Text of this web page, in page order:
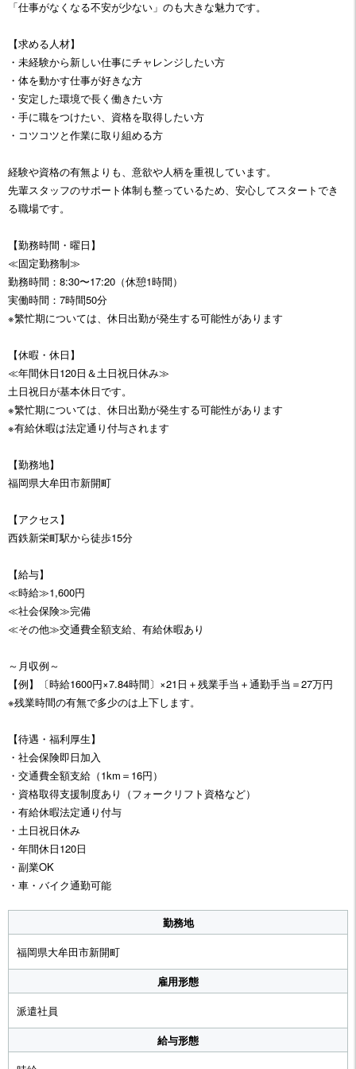
「仕事がなくなる不安が少ない」のも大きな魅力です。
【求める人材】
・未経験から新しい仕事にチャレンジしたい方
・体を動かす仕事が好きな方
・安定した環境で長く働きたい方
・手に職をつけたい、資格を取得したい方
・コツコツと作業に取り組める方
経験や資格の有無よりも、意欲や人柄を重視しています。
先輩スタッフのサポート体制も整っているため、安心してスタートでき
る職場です。
【勤務時間・曜日】
≪固定勤務制≫
勤務時間：8:30〜17:20（休憩1時間）
実働時間：7時間50分
※繁忙期については、休日出勤が発生する可能性があります
【休暇・休日】
≪年間休日120日＆土日祝日休み≫
土日祝日が基本休日です。
※繁忙期については、休日出勤が発生する可能性があります
※有給休暇は法定通り付与されます
【勤務地】
福岡県大牟田市新開町
【アクセス】
西鉄新栄町駅から徒歩15分
【給与】
≪時給≫1,600円
≪社会保険≫完備
≪その他≫交通費全額支給、有給休暇あり
～月収例～
【例】〔時給1600円×7.84時間〕×21日＋残業手当＋通勤手当＝27万円
※残業時間の有無で多少のは上下します。
【待遇・福利厚生】
・社会保険即日加入
・交通費全額支給（1km＝16円）
・資格取得支援制度あり（フォークリフト資格など）
・有給休暇法定通り付与
・土日祝日休み
・年間休日120日
・副業OK
・車・バイク通勤可能
勤務地
福岡県大牟田市新開町
雇用形態
派遣社員
給与形態